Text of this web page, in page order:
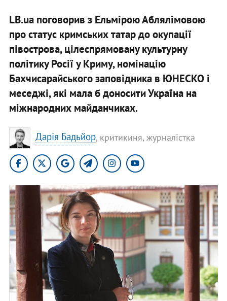
LB.ua поговорив з Ельмірою Аблялімовою
про статус кримських татар до окупації
півострова, цілеспрямовану культурну
політику Росії у Криму, номінацію
Бахчисарайського заповідника в ЮНЕСКО і
меседжі, які мала б доносити Україна на
міжнародних майданчиках.
Дарія Бадьйор, критикиня, журналістка